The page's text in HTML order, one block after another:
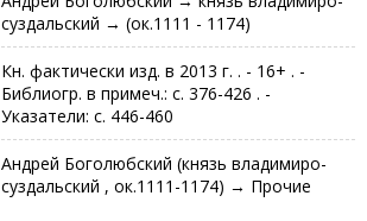
суздальский → (ок.1111 - 1174)
Кн. фактически изд. в 2013 г. . - 16+ . -
Библиогр. в примеч.: с. 376-426 . -
Указатели: с. 446-460
Андрей Боголюбский (князь владимиро-
суздальский , ок.1111-1174) → Прочие